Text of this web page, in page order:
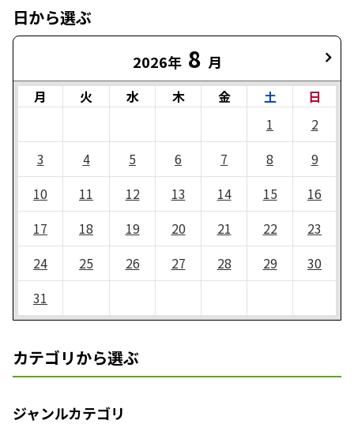
日から選ぶ
2026年 8 月
月 火 水 木 金 土
日
1
2
3
4 5 6 7 8
9
10
11 12 13 14 15
16
17
18 19 20 21 22
23
24
25 26 27 28 29
30
31
カテゴリから選ぶ
ジャンルカテゴリ